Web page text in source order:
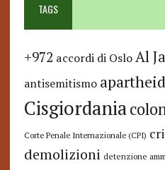
TAGS
+972 accordi di Oslo Al
antisemitismo apartheid
Cisgiordania
Corte Penale Internazionale (CPI)
demolizioni detenzione